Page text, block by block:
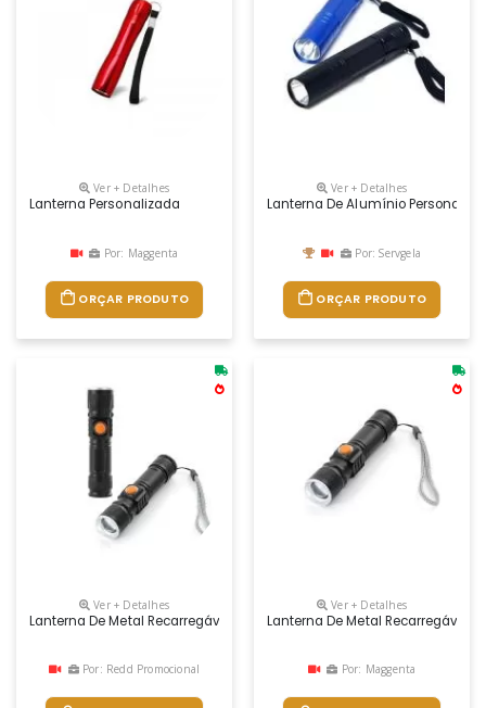
Ver + Detalhes
Lanterna Personalizada
Por: Maggenta
ORÇAR PRODUTO
Ver + Detalhes
Lanterna De Alumínio
Por: Servgela
ORÇAR PRODUTO
Ver + Detalhes
Lanterna De Metal Recarregável Personalizada
Por: Redd Promocional
Ver + Detalhes
Lanterna De Metal Recarregável
Por: Maggenta